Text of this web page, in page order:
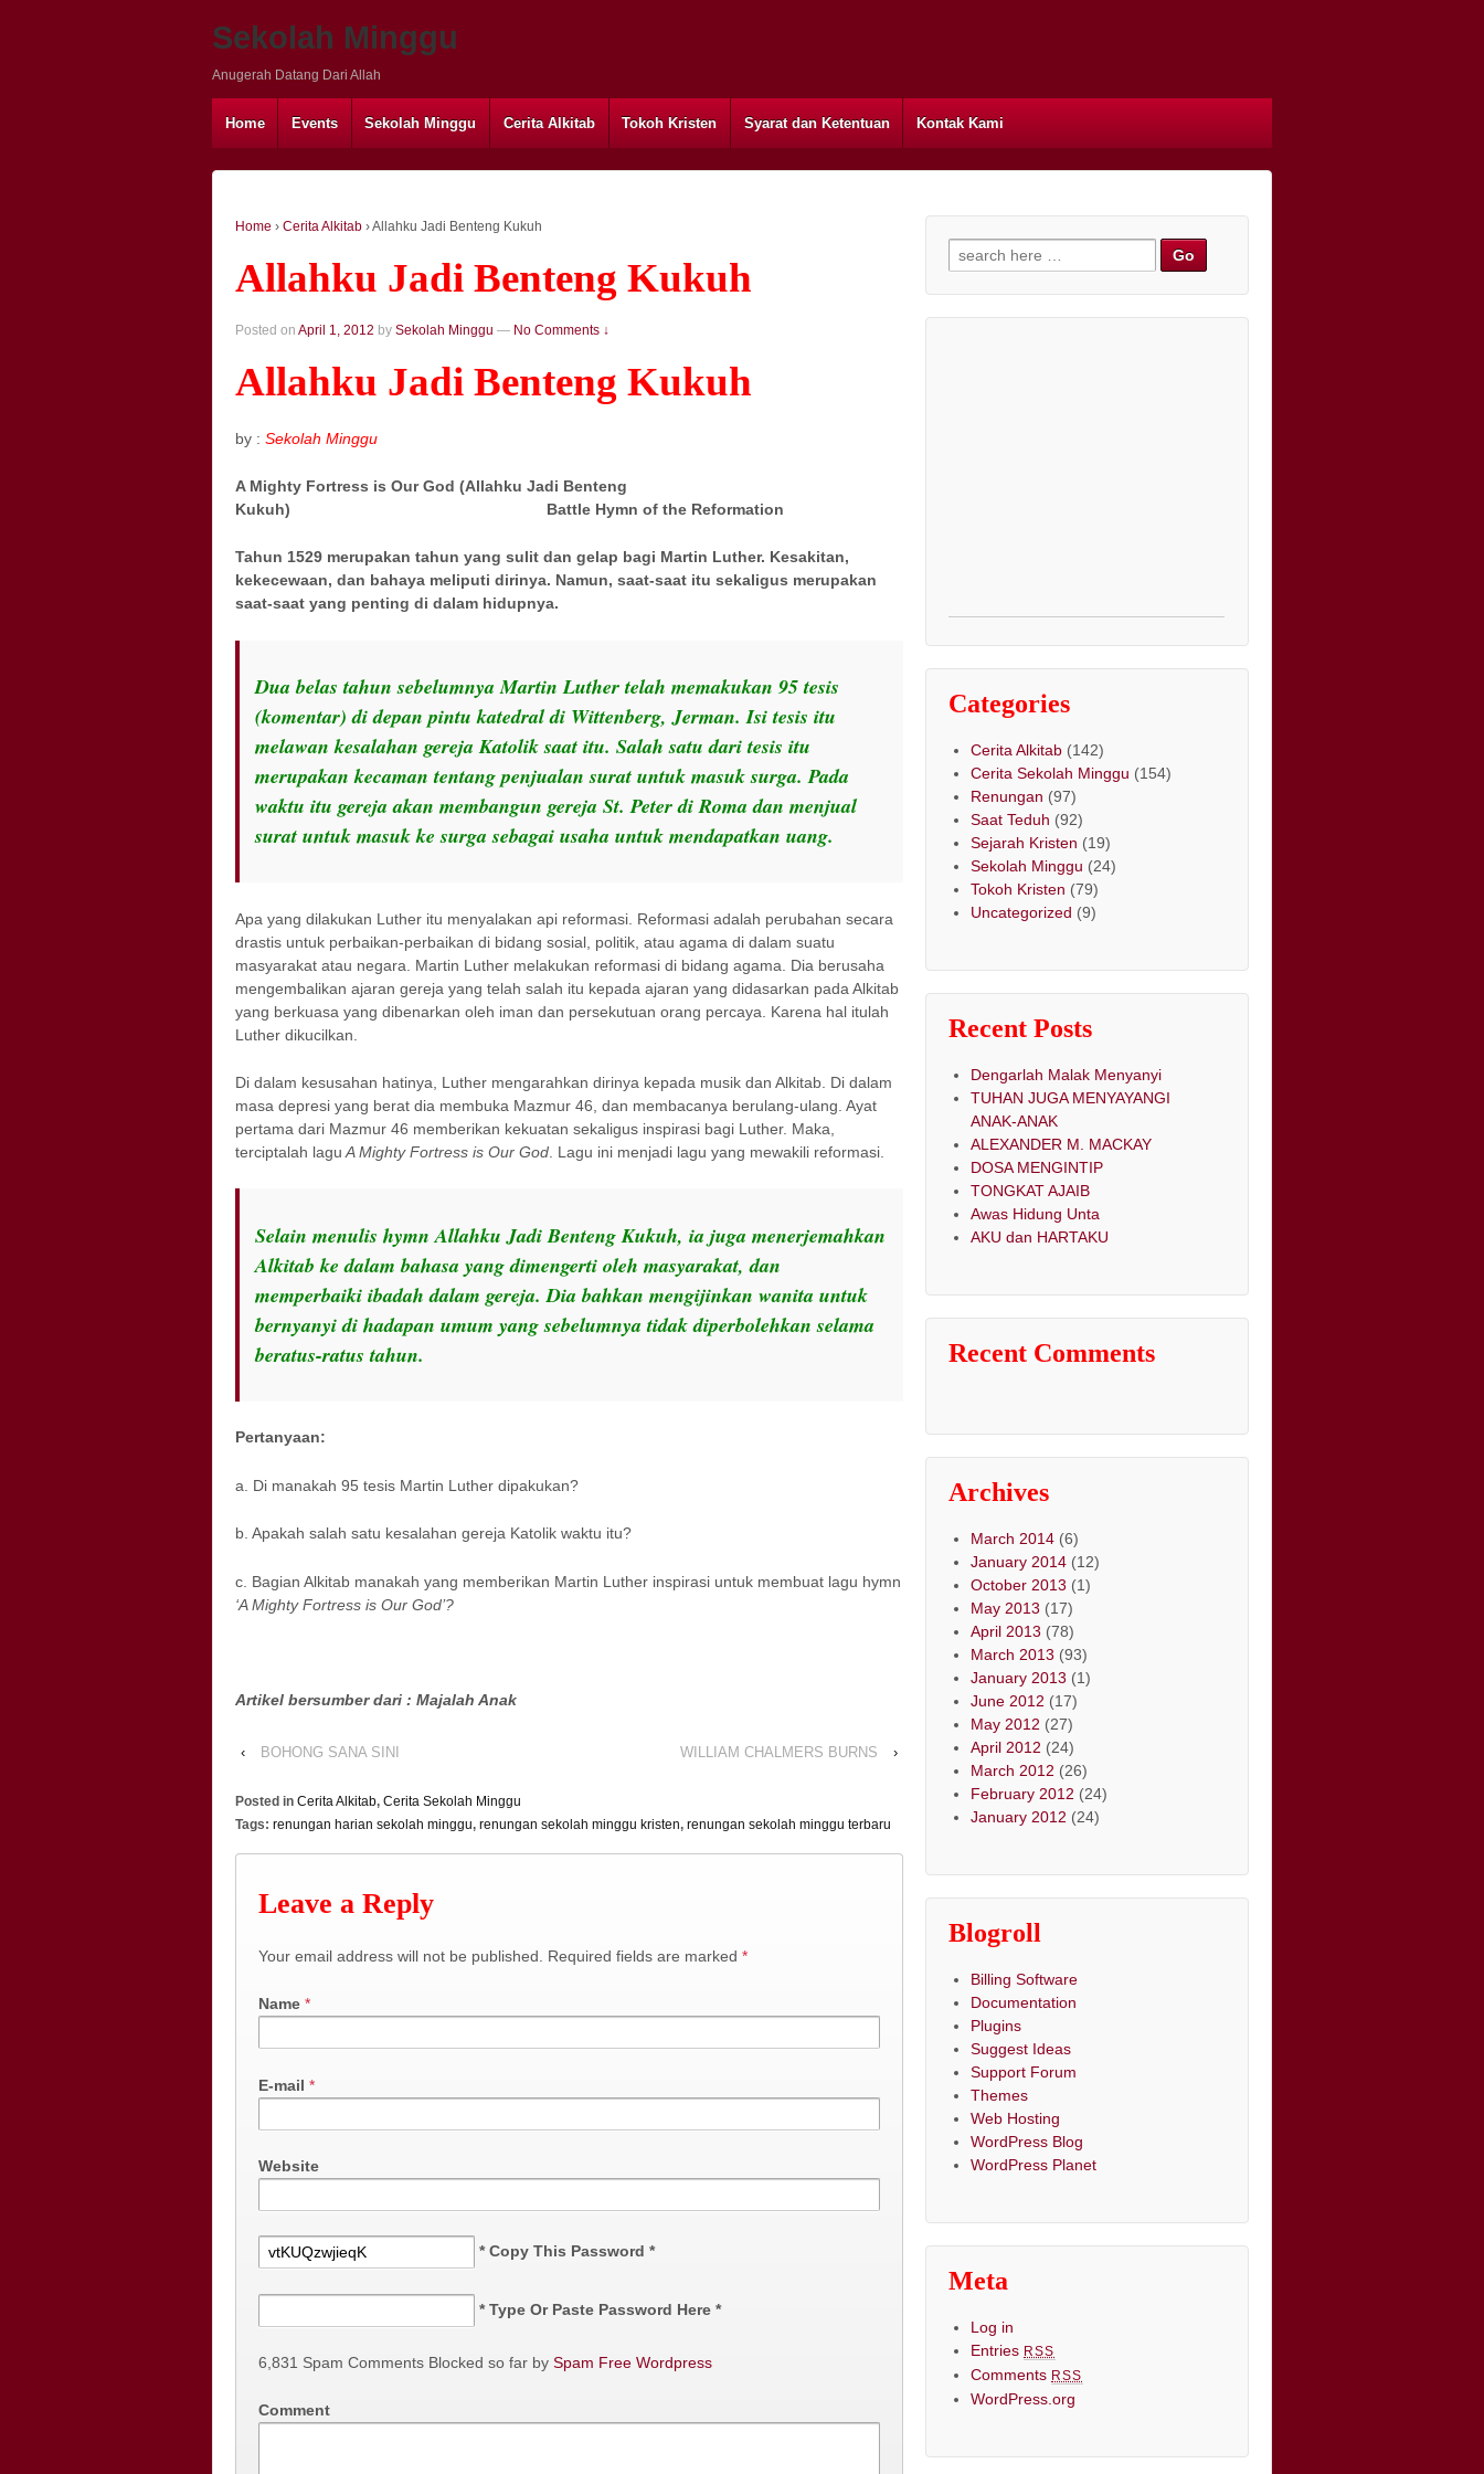
Sekolah Minggu
Anugerah Datang Dari Allah
Home Events Sekolah Minggu Cerita Alkitab Tokoh Kristen Syarat dan Ketentuan Kontak Kami
Home › Cerita Alkitab ›Allahku Jadi Benteng Kukuh
Allahku Jadi Benteng Kukuh
Posted on April 1, 2012 by Sekolah Minggu — No Comments ↓
Allahku Jadi Benteng Kukuh
by : Sekolah Minggu
A Mighty Fortress is Our God (Allahku Jadi Benteng
Kukuh) Battle Hymn of the Reformation
Tahun 1529 merupakan tahun yang sulit dan gelap bagi Martin Luther. Kesakitan,
kekecewaan, dan bahaya meliputi dirinya. Namun, saat-saat itu sekaligus merupakan
saat-saat yang penting di dalam hidupnya.
Dua belas tahun sebelumnya Martin Luther telah memakukan 95 tesis
(komentar) di depan pintu katedral di Wittenberg, Jerman. Isi tesis itu
melawan kesalahan gereja Katolik saat itu. Salah satu dari tesis itu
merupakan kecaman tentang penjualan surat untuk masuk surga. Pada
waktu itu gereja akan membangun gereja St. Peter di Roma dan menjual
surat untuk masuk ke surga sebagai usaha untuk mendapatkan uang.
Apa yang dilakukan Luther itu menyalakan api reformasi. Reformasi adalah perubahan secara
drastis untuk perbaikan-perbaikan di bidang sosial, politik, atau agama di dalam suatu
masyarakat atau negara. Martin Luther melakukan reformasi di bidang agama. Dia berusaha
mengembalikan ajaran gereja yang telah salah itu kepada ajaran yang didasarkan pada Alkitab
yang berkuasa yang dibenarkan oleh iman dan persekutuan orang percaya. Karena hal itulah
Luther dikucilkan.
Di dalam kesusahan hatinya, Luther mengarahkan dirinya kepada musik dan Alkitab. Di dalam
masa depresi yang berat dia membuka Mazmur 46, dan membacanya berulang-ulang. Ayat
pertama dari Mazmur 46 memberikan kekuatan sekaligus inspirasi bagi Luther. Maka,
terciptalah lagu A Mighty Fortress is Our God . Lagu ini menjadi lagu yang mewakili reformasi.
Selain menulis hymn Allahku Jadi Benteng Kukuh, ia juga menerjemahkan
Alkitab ke dalam bahasa yang dimengerti oleh masyarakat, dan
memperbaiki ibadah dalam gereja. Dia bahkan mengijinkan wanita untuk
bernyanyi di hadapan umum yang sebelumnya tidak diperbolehkan selama
beratus-ratus tahun.
Pertanyaan:
a. Di manakah 95 tesis Martin Luther dipakukan?
b. Apakah salah satu kesalahan gereja Katolik waktu itu?
c. Bagian Alkitab manakah yang memberikan Martin Luther inspirasi untuk membuat lagu hymn
‘A Mighty Fortress is Our God’?
Artikel bersumber dari : Majalah Anak
‹ BOHONG SANA SINI WILLIAM CHALMERS BURNS ›
Posted in Cerita Alkitab, Cerita Sekolah Minggu
Tags: renungan harian sekolah minggu, renungan sekolah minggu kristen, renungan sekolah minggu terbaru
Leave a Reply
Your email address will not be published. Required fields are marked *
Name *
E-mail *
Website
* Copy This Password *
* Type Or Paste Password Here *
6,831 Spam Comments Blocked so far by Spam Free Wordpress
Comment
Search for:
Categories
Cerita Alkitab (142)
Cerita Sekolah Minggu (154)
Renungan (97)
Saat Teduh (92)
Sejarah Kristen (19)
Sekolah Minggu (24)
Tokoh Kristen (79)
Uncategorized (9)
Recent Posts
Dengarlah Malak Menyanyi
TUHAN JUGA MENYAYANGI
ANAK-ANAK
ALEXANDER M. MACKAY
DOSA MENGINTIP
TONGKAT AJAIB
Awas Hidung Unta
AKU dan HARTAKU
Recent Comments
Archives
March 2014 (6)
January 2014 (12)
October 2013 (1)
May 2013 (17)
April 2013 (78)
March 2013 (93)
January 2013 (1)
June 2012 (17)
May 2012 (27)
April 2012 (24)
March 2012 (26)
February 2012 (24)
January 2012 (24)
Blogroll
Billing Software
Documentation
Plugins
Suggest Ideas
Support Forum
Themes
Web Hosting
WordPress Blog
WordPress Planet
Meta
Log in
Entries RSS
Comments RSS
WordPress.org